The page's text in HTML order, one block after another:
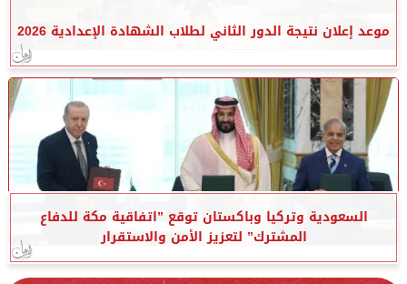
موعد إعلان نتيجة الدور الثاني لطلاب الشهادة الإعدادية 2026
السعودية وتركيا وباكستان توقع ”اتفاقية مكة للدفاع
المشترك” لتعزيز الأمن والاستقرار